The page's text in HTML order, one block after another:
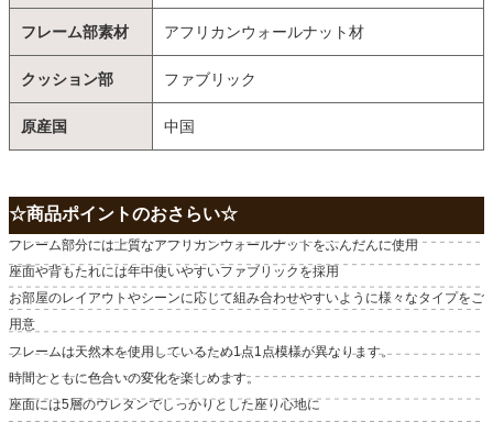
フレーム部素材 アフリカンウォールナット材
クッション部 ファブリック
原産国 中国
☆商品ポイントのおさらい☆
フレーム部分には上質なアフリカンウォールナットをふんだんに使用
座面や背もたれには年中使いやすいファブリックを採用
お部屋のレイアウトやシーンに応じて組み合わせやすいように様々なタイプをご
用意
フレームは天然木を使用しているため1点1点模様が異なります。
時間とともに色合いの変化を楽しめます。
座面には5層のウレタンでしっかりとした座り心地に